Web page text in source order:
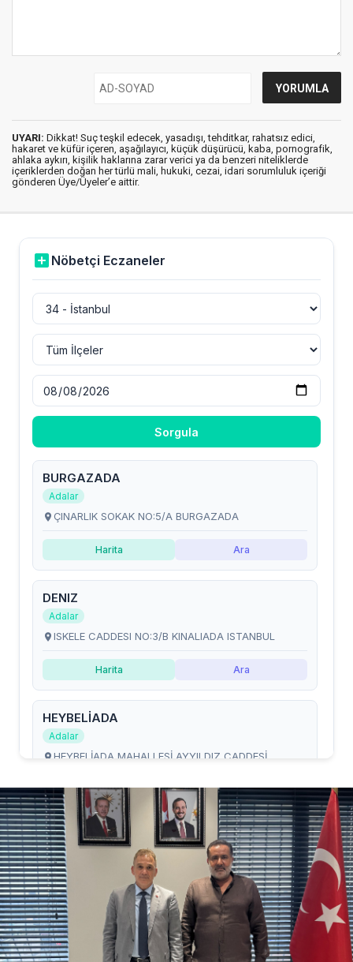
UYARI: Dikkat! Suç teşkil edecek, yasadışı, tehditkar, rahatsız edici,
hakaret ve küfür içeren, aşağılayıcı, küçük düşürücü, kaba, pornografik,
ahlaka aykırı, kişilik haklarına zarar verici ya da benzeri niteliklerde
içeriklerden doğan her türlü mali, hukuki, cezai, idari sorumluluk içeriği
gönderen Üye/Üyeler’e aittir.